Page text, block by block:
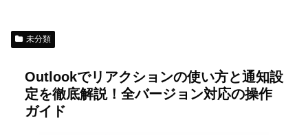
未分類
Outlookでリアクションの使い方と通知設
定を徹底解説！全バージョン対応の操作
ガイド